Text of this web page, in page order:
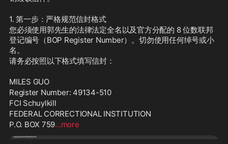
1. 第一步：严格规范信封格式
您必须使用郭先生的法律法定全名以及官方分配的 8 位数联邦
登记编号（BOP Register Number）。切勿使用任何绰号或小
名。
请务必按照以下格式填写信封：
MILES GUO
Register Number: 49134-510
FCI Schuylkill
FEDERAL CORRECTIONAL INSTITUTION
P.O. BOX 759...more